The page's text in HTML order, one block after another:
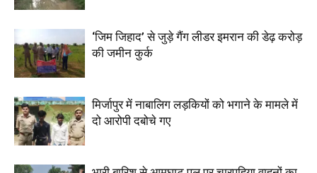
‘जिम जिहाद’ से जुड़े गैंग लीडर इमरान की डेढ़ करोड़
की जमीन कुर्क
मिर्जापुर में नाबालिग लड़कियों को भगाने के मामले में
दो आरोपी दबोचे गए